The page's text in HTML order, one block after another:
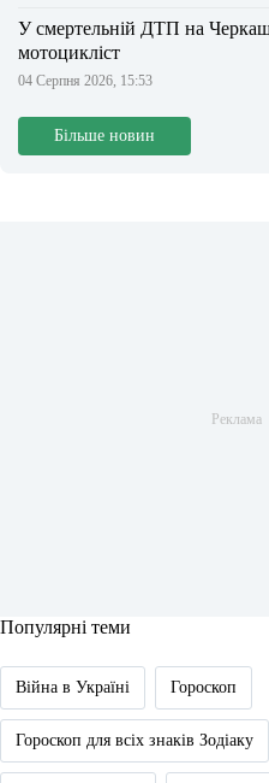
У смертельній ДТП на
мотоцикліст
04 Серпня 2026, 15:53
Більше новин
Популярні теми
Війна в Україні Гороскоп
Гороскоп для всіх знаків Зодіаку